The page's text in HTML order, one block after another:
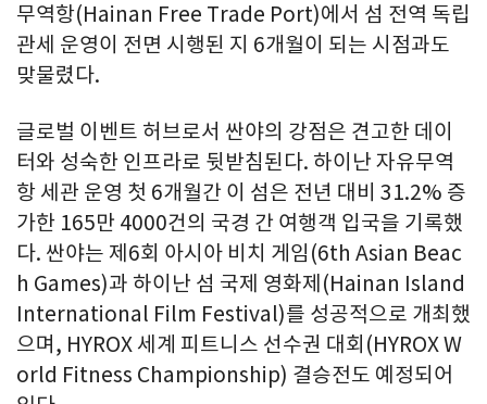
무역항(Hainan Free Trade Port)에서 섬 전역 독립
관세 운영이 전면 시행된 지 6개월이 되는 시점과도
맞물렸다.
글로벌 이벤트 허브로서 싼야의 강점은 견고한 데이
터와 성숙한 인프라로 뒷받침된다. 하이난 자유무역
항 세관 운영 첫 6개월간 이 섬은 전년 대비 31.2% 증
가한 165만 4000건의 국경 간 여행객 입국을 기록했
다. 싼야는 제6회 아시아 비치 게임(6th Asian Beac
h Games)과 하이난 섬 국제 영화제(Hainan Island
International Film Festival)를 성공적으로 개최했
으며, HYROX 세계 피트니스 선수권 대회(HYROX W
orld Fitness Championship) 결승전도 예정되어